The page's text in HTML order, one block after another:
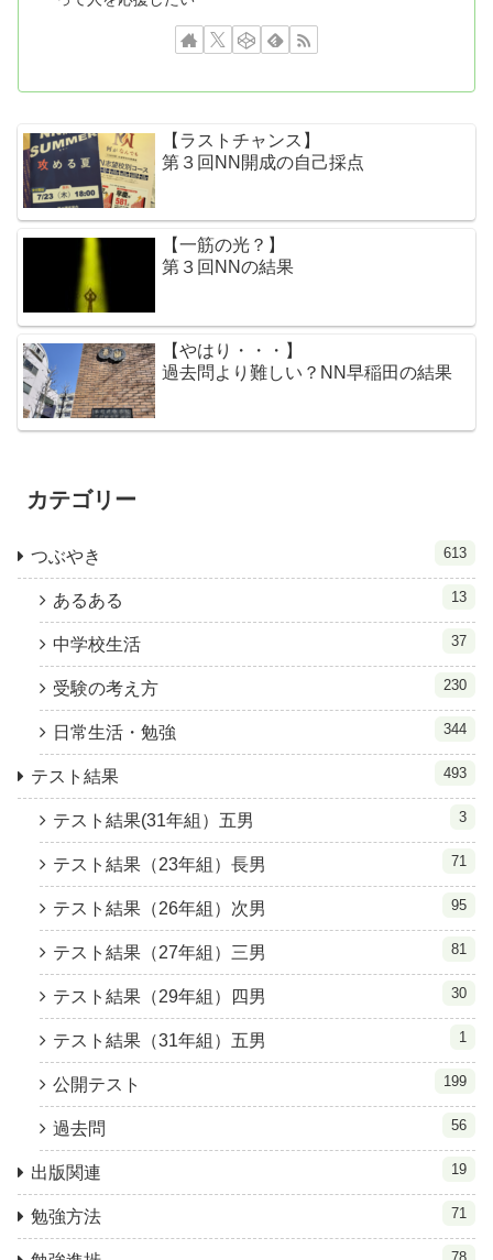
【ラストチャンス】
第３回NN開成の自己採点
【一筋の光？】
第３回NNの結果
【やはり・・・】
過去問より難しい？NN早稲田の結果
カテゴリー
つぶやき 613
あるある 13
中学校生活 37
受験の考え方 230
日常生活・勉強 344
テスト結果 493
テスト結果(31年組）五男 3
テスト結果（23年組）長男 71
テスト結果（26年組）次男 95
テスト結果（27年組）三男 81
テスト結果（29年組）四男 30
テスト結果（31年組）五男 1
公開テスト 199
過去問 56
出版関連 19
勉強方法 71